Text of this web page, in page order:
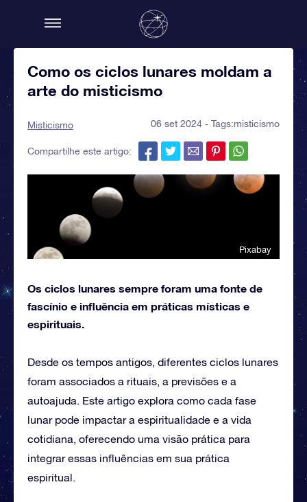
Como os ciclos lunares moldam a
arte do misticismo
Misticismo 06 set 2024 - Tags:misticismo
Compartilhe este artigo:
Pixabay
Os ciclos lunares sempre foram uma fonte de
fascínio e influência em práticas místicas e
espirituais.
Desde os tempos antigos, diferentes ciclos lunares
foram associados a rituais, a previsões e a
autoajuda. Este artigo explora como cada fase
lunar pode impactar a espiritualidade e a vida
cotidiana, oferecendo uma visão prática para
integrar essas influências em sua prática
espiritual.